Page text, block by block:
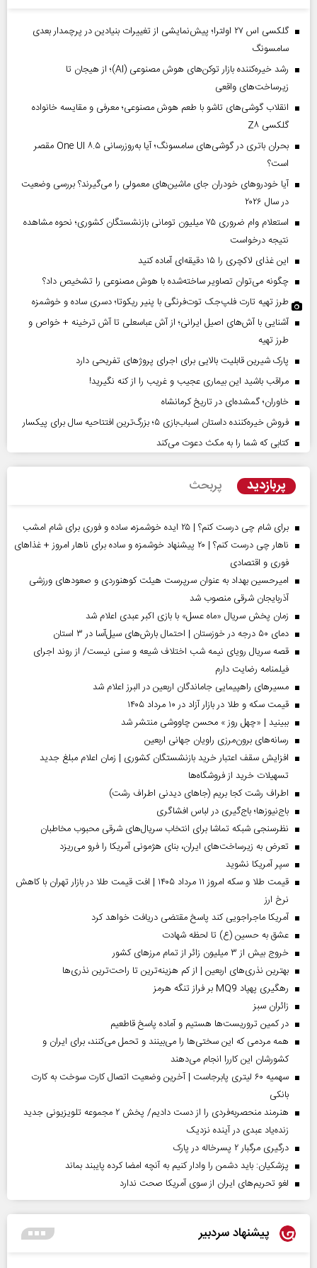
گلکسی اس ۲۷ اولترا؛ پیش‌نمایشی از تغییرات بنیادین در پرچمدار بعدی
سامسونگ
رشد خیره‌کننده بازار توکن‌های هوش مصنوعی (AI)؛ از هیجان تا
زیرساخت‌های واقعی
انقلاب گوشی‌های تاشو‌ با طعم هوش مصنوعی؛ معرفی و مقایسه خانواده
گلکسی Z۸
بحران باتری در گوشی‌های سامسونگ؛ آیا به‌روزرسانی One UI ۸.۵ مقصر
است؟
آیا خودروهای خودران جای ماشین‌های معمولی را می‌گیرند؟ بررسی وضعیت
در سال ۲۰۲۶
استعلام وام ضروری ۷۵ میلیون تومانی بازنشستگان کشوری؛ نحوه مشاهده
نتیجه درخواست
این غذای لاکچری را ۱۵ دقیقه‌ای آماده کنید
چگونه می‌توان تصاویر ساخته‌شده با هوش مصنوعی را تشخیص داد؟
طرز تهیه تارت فلپ‌جک توت‌فرنگی با پنیر ریکوتا؛ دسری ساده و خوشمزه
آشنایی با آش‌های اصیل ایرانی؛ از آش عباسعلی تا آش ترخینه + خواص و
طرز تهیه
پارک شیرین قابلیت‌ بالایی برای اجرای پروژهای تفریحی دارد
مراقب باشید این بیماری عجیب و غریب را از کنه نگیرید!
خاوران؛ گمشده‌ای در تاریخ کرمانشاه
فروش خیره‌کننده داستان اسباب‌بازی ۵؛ بزرگ‌ترین افتتاحیه سال برای پیکسار
کتابی که شما را به مکث دعوت می‌کند
پربازدید پربحث
برای شام چی درست کنم؟ | ۲۵ ایده خوشمزه، ساده و فوری برای شام امشب
ناهار چی درست کنم؟ | ۲۰ پیشنهاد خوشمزه و ساده برای ناهار امروز + غذاهای
فوری و اقتصادی
امیرحسین بهداد به عنوان سرپرست هیئت کوهنوردی و صعودهای ورزشی
آذربایجان شرقی منصوب شد
زمان پخش سریال «ماه عسل» با بازی اکبر عبدی اعلام شد
دمای ۵۰ درجه در خوزستان | احتمال بارش‌های سیل‌آسا در ۳ استان
قصه سریال رویای نیمه شب اختلاف شیعه و سنی نیست/ از روند اجرای
فیلمنامه رضایت دارم
مسیر‌های راهپیمایی جاماندگان اربعین در البرز اعلام شد
قیمت سکه و طلا در بازار آزاد در ۱۰ مرداد ۱۴۰۵
ببینید | «چهل روز » محسن چاووشی منتشر شد
رسانه‌های برون‌مرزی راویان جهانی اربعین
افزایش سقف اعتبار خرید بازنشستگان کشوری | زمان اعلام مبلغ جدید
تسهیلات خرید از فروشگاه‌ها
اطراف رشت کجا بریم (جاهای دیدنی اطراف رشت)
باج‌نیوزها؛ باج‌گیری در لباس افشاگری
نظرسنجی شبکه تماشا برای انتخاب سریال‌های شرقی محبوب مخاطبان
تعرض به زیرساخت‌های ایران، بنای هژمونی آمریکا را فرو می‌ریزد
سپر آمریکا نشوید
قیمت طلا و سکه امروز ۱۱ مرداد ۱۴۰۵ | افت قیمت طلا در بازار تهران با کاهش
نرخ ارز
آمریکا ماجراجویی کند پاسخ مقتضی دریافت خواهد کرد
عشق به حسین (ع) تا لحظه شهادت
خروج بیش از ۳ میلیون زائر از تمام مرز‌های کشور
بهترین نذری‌های اربعین | از کم هزینه‌ترین تا راحت‌ترین نذری‌ها
رهگیری پهپاد MQ9 بر فراز تنگه هرمز
‌زائران سبز
در کمین تروریست‌ها هستیم و آماده پاسخ قاطعیم
همه مردمی که این سختی‌ها را می‌بینند و تحمل می‌کنند، برای ایران و
کشورشان این کاررا انجام می‌دهند
سهمیه ۶۰ لیتری پابرجاست | آخرین وضعیت اتصال کارت سوخت به کارت
بانکی
هنرمند منحصر‌به‌فردی را از دست دادیم/ پخش ۲ مجموعه تلویزیونی جدید
زنده‌یاد عبدی در آینده نزدیک
درگیری مرگبار ۲ پسرخاله در پارک
پزشکیان: باید دشمن را وادار کنیم به آنچه امضا کرده پایبند بماند
لغو تحریم‌های ایران از سوی آمریکا صحت ندارد
پیشنهاد سردبیر